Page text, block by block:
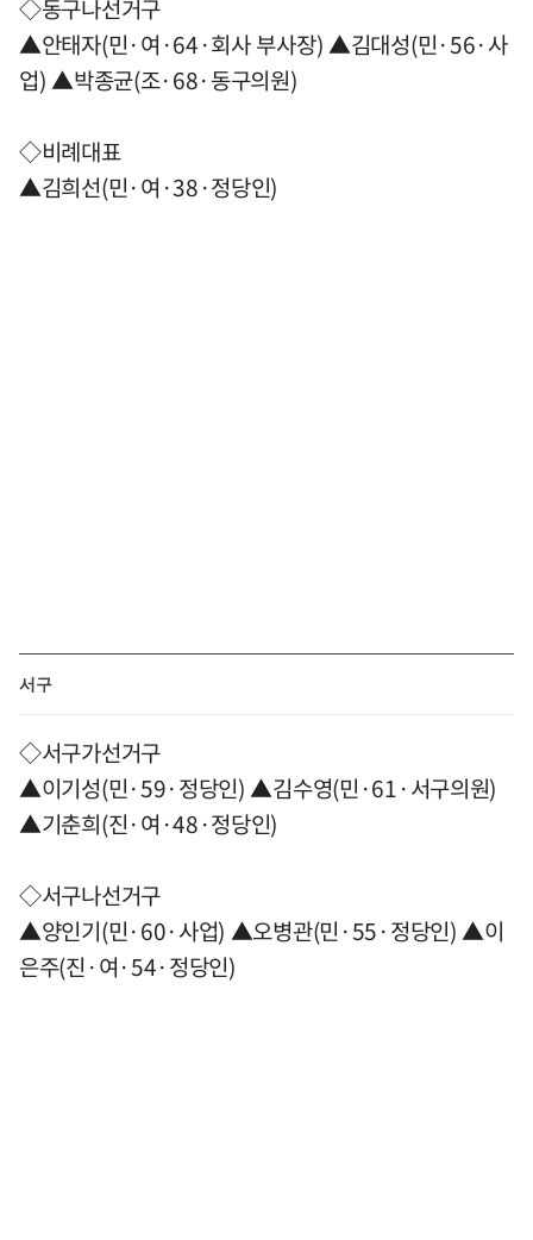
◇동구나선거구
▲안태자(민·여·64·회사 부사장) ▲김대성(민·56·사
업) ▲박종균(조·68·동구의원)
◇비례대표
▲김희선(민·여·38·정당인)
서구
◇서구가선거구
▲이기성(민·59·정당인) ▲김수영(민·61·서구의원)
▲기춘희(진·여·48·정당인)
◇서구나선거구
▲양인기(민·60·사업) ▲오병관(민·55·정당인) ▲이
은주(진·여·54·정당인)